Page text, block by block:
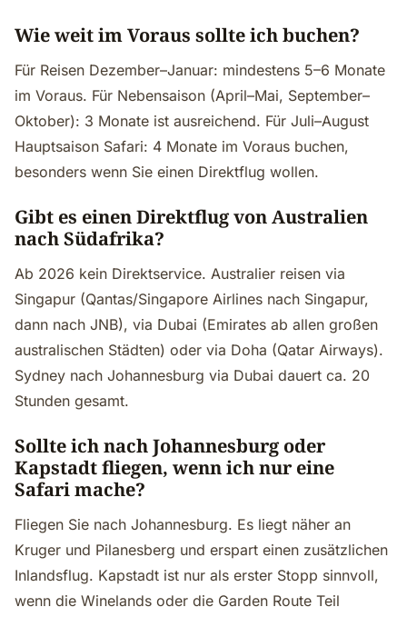
Wie weit im Voraus sollte ich buchen?
Für Reisen Dezember–Januar: mindestens 5–6 Monate
im Voraus. Für Nebensaison (April–Mai, September–
Oktober): 3 Monate ist ausreichend. Für Juli–August
Hauptsaison Safari: 4 Monate im Voraus buchen,
besonders wenn Sie einen Direktflug wollen.
Gibt es einen Direktflug von Australien
nach Südafrika?
Ab 2026 kein Direktservice. Australier reisen via
Singapur (Qantas/Singapore Airlines nach Singapur,
dann nach JNB), via Dubai (Emirates ab allen großen
australischen Städten) oder via Doha (Qatar Airways).
Sydney nach Johannesburg via Dubai dauert ca. 20
Stunden gesamt.
Sollte ich nach Johannesburg oder
Kapstadt fliegen, wenn ich nur eine
Safari mache?
Fliegen Sie nach Johannesburg. Es liegt näher an
Kruger und Pilanesberg und erspart einen zusätzlichen
Inlandsflug. Kapstadt ist nur als erster Stopp sinnvoll,
wenn die Winelands oder die Garden Route Teil